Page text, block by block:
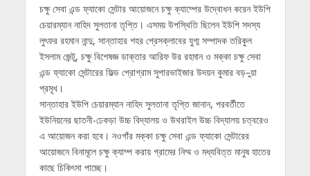
চক্ষু সেবা এন্ড ফ্যাকো সেন্টার আয়োজনে চক্ষু ক্যাম্পের উদ্বোধন করেন ইউপি
চেয়ারম্যান নাহিদ সুলতানা তৃপ্তি। এসময় উপস্থিতি ছিলেন ইউপি সদস্য
লুৎফর রহমান নান্দু, সান্তাহার শহর প্রেসক্লাবের যুগ্ম সম্পাদক তরিকুল
ইসলাম জেন্টু, চক্ষু বিশেষজ্ঞ ডাক্তার আরিফ উর রহমান ও মক্কা চক্ষু সেবা
এন্ড ফ্যাকো সেন্টারের ফিল্ড প্রোগ্রাম সুপারভাইজার উদয়ন কুমার বড়–ুয়া
প্রমূখ।
সান্তাহার ইউপি চেয়ারম্যান নাহিদ সুলতানা তৃপ্তি জানান, পরবর্তীতে
ইউনিয়নের ছাতনী-ঢেকড়া উচ্চ বিদ্যালয় ও উথরাইল উচ্চ বিদ্যালয় চত্বরেও
এ আয়োজন করা হবে। নওগাঁর মক্কা চক্ষু সেবা এন্ড ফ্যাকো সেন্টারের
আয়োজনে বিনামূলে চক্ষু ক্যাম্প করায় গ্রামের নিম্ম ও মধ্যবিত্ত মানুষ হাতের
কাছে চিকিৎসা পাচ্ছে।